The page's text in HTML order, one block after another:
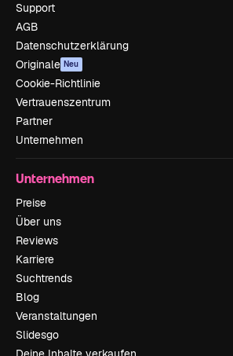
Support
AGB
Datenschutzerklärung
Originale Neu
Cookie-Richtlinie
Vertrauenszentrum
Partner
Unternehmen
Unternehmen
Preise
Über uns
Reviews
Karriere
Suchtrends
Blog
Veranstaltungen
Slidesgo